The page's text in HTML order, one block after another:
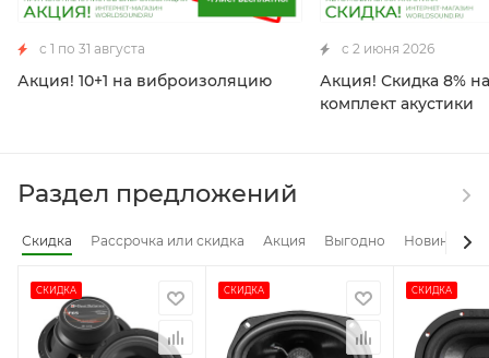
с 1 по 31 августа
Акция! 10+1 на виброизоляцию
c 2 июня 2026
Акция! Скидка 8%
комплект акустики
Раздел предложений
Скидка Рассрочка или скидка Акция Выгодно Новинка
СКИДКА СКИДКА СКИДКА